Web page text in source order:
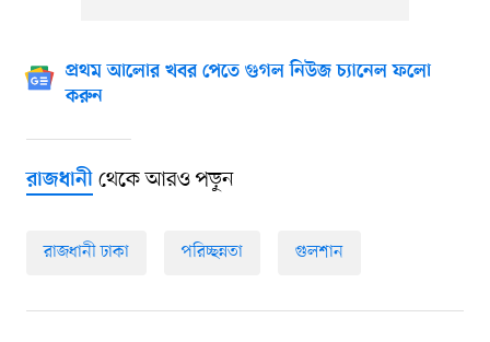
প্রথম আলোর খবর পেতে গুগল নিউজ চ্যানেল ফলো
করুন
রাজধানীথেকে আরও পড়ুন
রাজধানী ঢাকা পরিচ্ছন্নতা গুলশান